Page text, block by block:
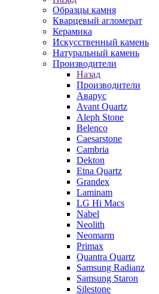
Образцы камня
Кварцевый агломерат
Керамика
Искусственный камень
Натуральный камень
Производители
Назад
Производители
Аварус
Avant Quartz
Aleph Stone
Belenco
Caesarstone
Cambria
Dekton
Etna Quartz
Grandex
Laminam
LG Hi Macs
Nabel
Neolith
Neomarm
Primax
Quantra Quartz
Samsung Radianz
Samsung Staron
Silestone